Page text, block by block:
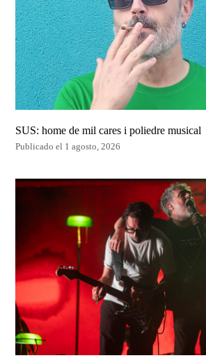
SUS: home de mil cares i poliedre musical
Publicado el 1 agosto, 2026